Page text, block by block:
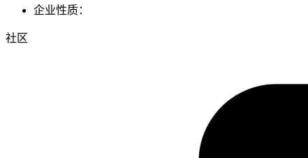
企业性质：
社区